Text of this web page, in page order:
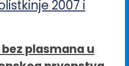
plasmana u